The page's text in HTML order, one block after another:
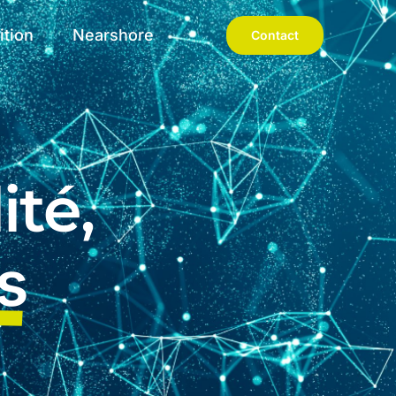
Nearshore Contact